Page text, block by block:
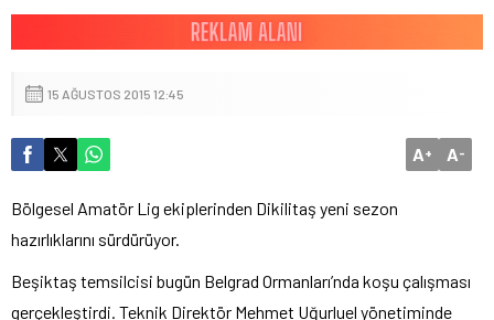
15 AĞUSTOS 2015 12:45
A+ A-
Bölgesel Amatör Lig ekiplerinden Dikilitaş yeni sezon
hazırlıklarını sürdürüyor.
Beşiktaş temsilcisi bugün Belgrad Ormanları’nda koşu çalışması
gerçekleştirdi. Teknik Direktör Mehmet Uğurluel yönetiminde